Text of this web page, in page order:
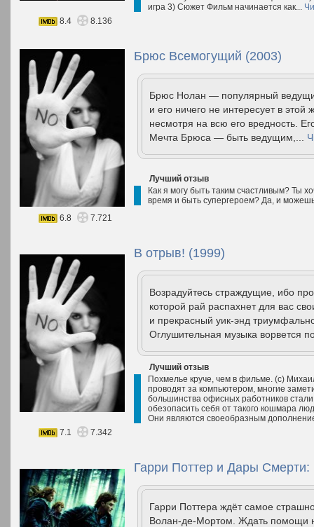
игра 3) Сюжет Фильм начинается как...
8.4
8.136
Брюс Всемогущий (2003)
Брюс Нолан — популярный
и его ничего не интересует в
несмотря на всю его вредность.
Мечта Брюса — быть ведущим,...
Лучший отзыв
Как я могу быть таким счастливым? Ты
время и быть супергероем? Да, и
6.8
7.721
В отрыв! (1999)
Возрадуйтесь страждущие, ибо
которой рай распахнет для вас
и прекрасный уик-энд
Оглушительная музыка ворвется
Лучший отзыв
Похмелье круче, чем в фильме. (с)
проводят за компьютером, многие
большинства офисных работников
обезопасить себя от такого кошмара
Они являются своеобразным
7.1
7.342
Гарри Поттер и Дары Смерти:
Гарри Поттера ждёт самое
Волан-де-Мортом. Ждать помощи